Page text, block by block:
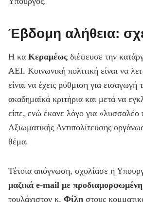
Έβδομη αλήθεια:
Η κα Κεραμέως διέψευσε την
ΑΕΙ. Κοινωνική πολιτική είναι να
είναι να έχεις ρύθμιση για
ακαδημαϊκά κριτήρια και μετά να
είπε, ενώ έκανε λόγο για
Αξιωματικής Αντιπολίτευσης
θέμα.
Τέτοια απόγνωση, σχολίασε η
μαζικά e-mail με προδιαμορφωμένη
τουλάχιστον κ. Φίλη στους